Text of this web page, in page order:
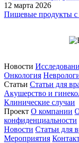
12 марта 2026
Пищевые продукты
Новости
Онкология
Статьи Статьи для
Акушерство и
Клинические случаи
Проект О компании
конфиденциальности
Новости Статьи для
Мероприятия